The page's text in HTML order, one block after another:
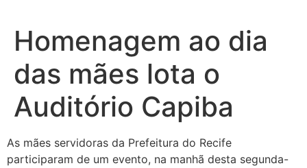
Homenagem ao dia
das mães lota o
Auditório Capiba
As mães servidoras da Prefeitura do Recife
participaram de um evento, na manhã desta segunda-